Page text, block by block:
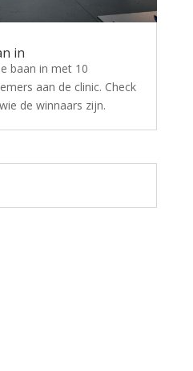
in
baan in met 10
aan de clinic. Check
de winnaars zijn.